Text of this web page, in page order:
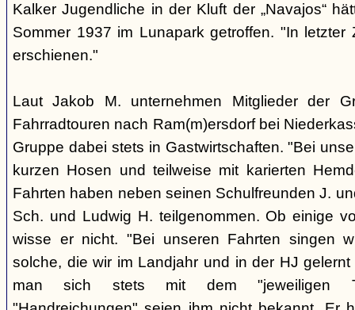
Kalker Jugendliche in der Kluft der „Navajos“
Sommer 1937 im Lunapark getroffen. "In
erschienen."
Laut Jakob M. unternehmen Mitglieder der
Fahrradtouren nach Ram(m)ersdorf bei
Gruppe dabei stets in Gastwirtschaften. "Bei
kurzen Hosen und teilweise mit karierten
Fahrten haben neben seinen Schulfreunden J.
Sch. und Ludwig H. teilgenommen. Ob einige
wisse er nicht. "Bei unseren Fahrten singen
solche, die wir im Landjahr und in der HJ
man sich stets mit dem "jeweiligen